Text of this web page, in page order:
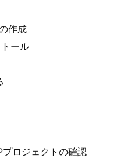
作成
ール
ロジェクトの確認